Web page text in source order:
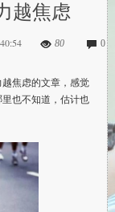
越焦虑
80 0
越焦虑的文章，感觉
也不知道，估计也